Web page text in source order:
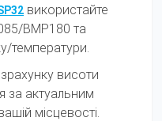
використайте
BMP180 та
температури.
висоти
за актуальним
місцевості.